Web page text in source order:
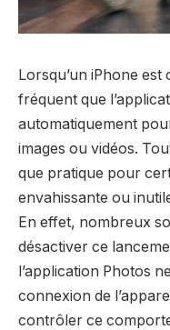
Lorsqu’un iPhone
fréquent que
automatiquement
images ou vidéos.
que pratique pour
envahissante ou
En effet, nombreux
désactiver ce
l’application Photos
connexion de
contrôler ce